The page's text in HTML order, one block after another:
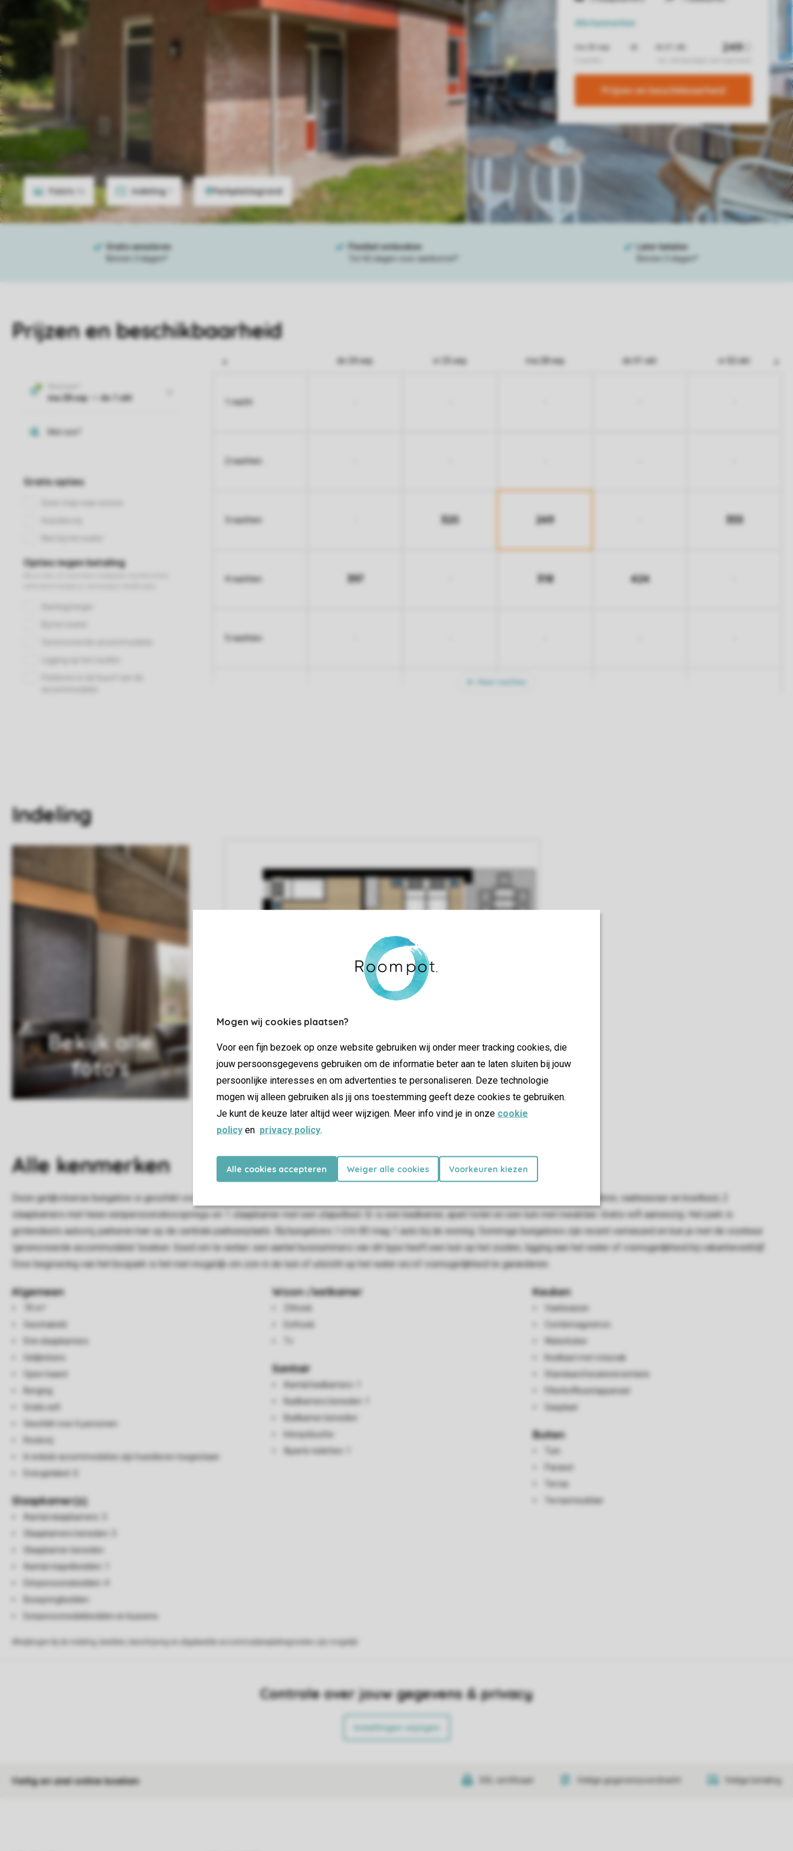
Mogen wij cookies plaatsen?
Voor een fijn bezoek op onze website gebruiken wij onder meer tracking cookies, die
jouw persoonsgegevens gebruiken om de informatie beter aan te laten sluiten bij jouw
persoonlijke interesses en om advertenties te personaliseren. Deze technologie
mogen wij alleen gebruiken als jij ons toestemming geeft deze cookies te gebruiken.
Je kunt de keuze later altijd weer wijzigen. Meer info vind je in onze cookie
policy en privacy policy.
Alle cookies accepteren Weiger alle cookies Voorkeuren kiezen
Foto's Indeling
Alle kenmerken
Prijzen en beschikbaarheid
Prijzen en beschikbaarheid
do 24 sep vr 25 sep ma 28 sep do 01 okt vr 02 okt
1 nacht
2 nachten
3 nachten 320 249 355
4 nachten 397 318 424
5 nachten
Indeling
Bekijk alle
foto's
Allekenmerken
Deze gelijkvloerse bungalow is geschikt voor 6 personen en beschikt over een woonkamer met open haard en tv, een keuken met combimagnetron, vaatwasser en koelkast, 2
slaapkamers met twee eenpersoonsboxsprings en 1 slaapkamer met een stapelbed. Er is een badkamer, apart toilet en een tuin met meubilair. Gratis wifi aanwezig. Het park is
grotendeels autovrij; parkeren kan op de centrale parkeerplaats. Bij bungalows 1 t/m 83 mag 1 auto bij de woning. Sommige bungalows zijn recent vernieuwd en kun je met de voorkeur
'gerenoveerde accommodatie' boeken. Goed om te weten: een aantal huisnummers van dit type heeft een tuin op het zuiden, ligging aan het water of vismogelijkheid bij vakantieverblijf.
Door begroeiing van het bospark is het niet mogelijk om zon in de tuin of uitzicht op het water en/of vismogelijkheid te garanderen.
Algemeen
Geschakeld
Drie slaapkamers
Gelijkvloers
Open haard
Berging
Gratis wifi
Geschikt voor 6 personen
Rookvrij
In enkele accommodaties zijn huisdieren toegestaan
Energielabel: G
Slaapkamer(s)
Aantal slaapkamers: 3
Slaapkamers beneden: 3
Slaapkamer beneden
Aantal stapelbedden: 1
Eénpersoonsbedden: 4
Boxspringbedden
Eenpersoonsdekbedden en kussens
Woon-/eetkamer
Zithoek
Eethoek
Sanitair
Aantal badkamers: 1
Badkamers beneden: 1
Badkamer beneden
Inloopdouche
Aparte toiletten: 1
Keuken
Vaatwasser
Combimagnetron
Waterkoker
Koelkast met vriesvak
Standaard keukeninventaris
Filterkoffiezetapparaat
Gasplaat
Buiten
Tuin
Parasol
Terras
Terrasmeubilair
Controle over jouw gegevens & privacy
Instellingen wijzigen
Veilig en snel online boeken SSL certificaat Veilige gegevensoverdracht Veilige betaling